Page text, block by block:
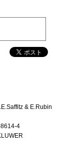
& E.Rubin
8614-4